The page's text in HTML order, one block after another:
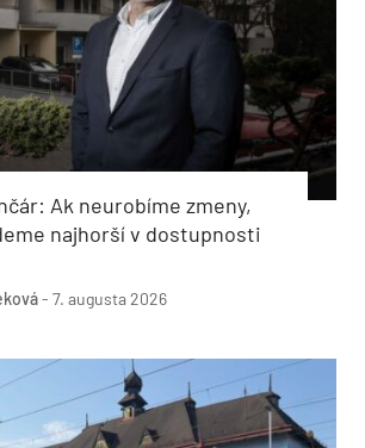
Ak neurobíme zmeny,
najhorší v dostupnosti
- 7. augusta 2026